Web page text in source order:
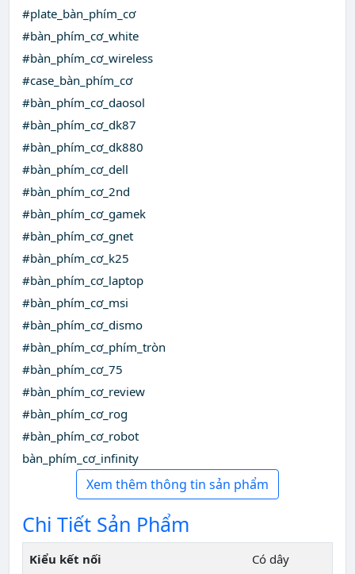
#plate_bàn_phím_cơ
#bàn_phím_cơ_white
#bàn_phím_cơ_wireless
#case_bàn_phím_cơ
#bàn_phím_cơ_daosol
#bàn_phím_cơ_dk87
#bàn_phím_cơ_dk880
#bàn_phím_cơ_dell
#bàn_phím_cơ_2nd
#bàn_phím_cơ_gamek
#bàn_phím_cơ_gnet
#bàn_phím_cơ_k25
#bàn_phím_cơ_laptop
#bàn_phím_cơ_msi
#bàn_phím_cơ_dismo
#bàn_phím_cơ_phím_tròn
#bàn_phím_cơ_75
#bàn_phím_cơ_review
#bàn_phím_cơ_rog
#bàn_phím_cơ_robot
bàn_phím_cơ_infinity
Xem thêm thông tin sản phẩm
Chi Tiết Sản Phẩm
Kiểu kết nối Có dây